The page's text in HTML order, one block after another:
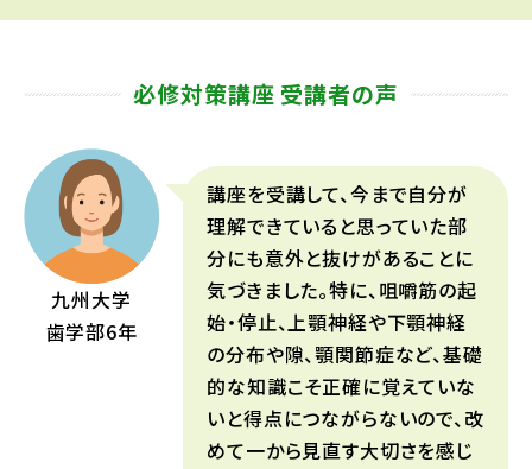
必修対策講座 受講者の声
九州大学
歯学部6年
講座を受講して、今まで自分が
理解できていると思っていた部
分にも意外と抜けがあることに
気づきました。特に、咀嚼筋の起
始・停止、上顎神経や下顎神経
の分布や隙、顎関節症など、基礎
的な知識こそ正確に覚えていな
いと得点につながらないので、改
めて一から見直す大切さを感じ